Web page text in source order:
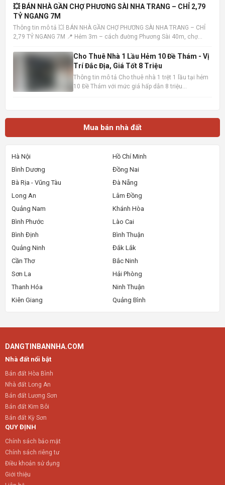
và 3 phòng tắm. Nhà có sẵn 3 máy lạnh, tiện nghi
địa, khu dâ
💥 BÁN NHÀ GẦN CHỢ PHƯƠNG SÀI NHA TRANG – CHỈ 2,79
TỶ NGANG 7M
Thông tin mô tả 💥 BÁN NHÀ GẦN CHỢ PHƯƠNG SÀI NHA TRANG – CHỈ
2,79 TỶ NGANG 7M 📍 Hẻm 3m – cách đường Phương Sài 40m, chợ
trệt 1 lầu – hướng Tây Bắc – sổ hồng hoàn công • Trệt: khách
Cho Thuê Nhà 1 Lầu Hẻm 10 Đề Thám - Vị
Trí Đắc Địa, Giá Tốt 8 Triệu
Thông tin mô tả Cho thuê nhà 1 trệt 1 lầu tại hẻm
10 Đề Thám với mức giá hấp dẫn 8 triệu
Mua bán nhà đất
Hà Nội
Hồ Chí Minh
Bình Dương
Đồng Nai
Bà Rịa - Vũng Tàu
Đà Nẵng
Long An
Lâm Đồng
Quảng Nam
Khánh Hòa
Bình Phước
Lào Cai
Bình Định
Bình Thuận
Quảng Ninh
Đắk Lắk
Cần Thơ
Bắc Ninh
Sơn La
Hải Phòng
Thanh Hóa
Ninh Thuận
Kiên Giang
Quảng Bình
DANGTINBANNHA.COM
Nhà đất nổi bật
Bán đất Hòa Bình
Nhà đất Long An
Bán đất Lương Sơn
Bán đất Kim Bôi
Bán đất Kỳ Sơn
QUY ĐỊNH
Chính sách bảo mật
Chính sách riêng tư
Điều khoản sử dụng
Giới thiệu